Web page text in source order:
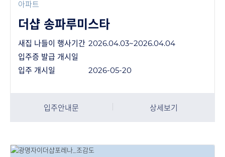
아파트
더샵 송파루미스타
새집 나들이 행사기간 2026.04.03~2026.04.04
입주증 발급 개시일
입주 개시일
2026-05-20
입주안내문 상세보기